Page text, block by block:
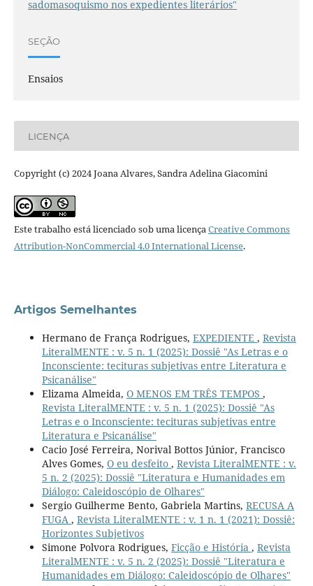
sadomasoquismo nos expedientes literários"
SEÇÃO
Ensaios
LICENÇA
Copyright (c) 2024 Joana Alvares, Sandra Adelina Giacomini
Este trabalho está licenciado sob uma licençaCreative Commons
Attribution-NonCommercial 4.0 International License.
Artigos Semelhantes
Hermano de França Rodrigues, EXPEDIENTE , Revista
LiteralMENTE : v. 5 n. 1 (2025): Dossiê "As Letras e o
Inconsciente: tecituras subjetivas entre Literatura e
Psicanálise"
Elizama Almeida, O MENOS EM TRÊS TEMPOS ,
Revista LiteralMENTE : v. 5 n. 1 (2025): Dossiê "As
Letras e o Inconsciente: tecituras subjetivas entre
Literatura e Psicanálise"
Cacio José Ferreira, Norival Bottos Júnior, Francisco
Alves Gomes, O eu desfeito , Revista LiteralMENTE : v.
5 n. 2 (2025): Dossiê "Literatura e Humanidades em
Diálogo: Caleidoscópio de Olhares"
Sergio Guilherme Bento, Gabriela Martins, RECUSA A
FUGA , Revista LiteralMENTE : v. 1 n. 1 (2021): Dossiê:
Horizontes Subjetivos
Simone Polvora Rodrigues, Ficção e História , Revista
LiteralMENTE : v. 5 n. 2 (2025): Dossiê "Literatura e
Humanidades em Diálogo: Caleidoscópio de Olhares"